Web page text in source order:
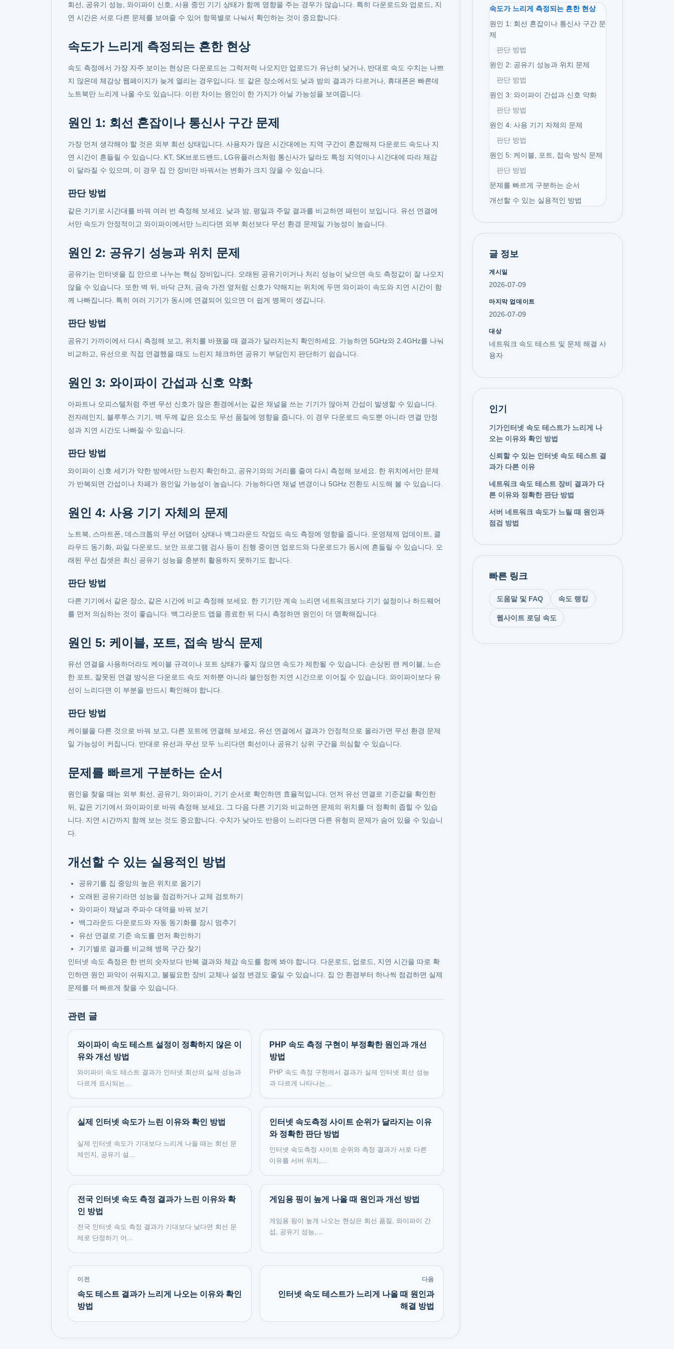
회선, 공유기 성능, 와이파이 신호, 사용 중인 기기 상태가 함께 영향을 주는 경우가 많습니다. 특히 다운로드와 업로드, 지
연 시간은 서로 다른 문제를 보여줄 수 있어 항목별로 나눠서 확인하는 것이 중요합니다.
속도가 느리게 측정되는 흔한 현상
속도 측정에서 가장 자주 보이는 현상은 다운로드는 그럭저럭 나오지만 업로드가 유난히 낮거나, 반대로 속도 수치는 나쁘
지 않은데 체감상 웹페이지가 늦게 열리는 경우입니다. 또 같은 장소에서도 낮과 밤의 결과가 다르거나, 휴대폰은 빠른데
노트북만 느리게 나올 수도 있습니다. 이런 차이는 원인이 한 가지가 아닐 가능성을 보여줍니다.
원인 1: 회선 혼잡이나 통신사 구간 문제
가장 먼저 생각해야 할 것은 외부 회선 상태입니다. 사용자가 많은 시간대에는 지역 구간이 혼잡해져 다운로드 속도나 지
연 시간이 흔들릴 수 있습니다. KT, SK브로드밴드, LG유플러스처럼 통신사가 달라도 특정 지역이나 시간대에 따라 체감
이 달라질 수 있으며, 이 경우 집 안 장비만 바꿔서는 변화가 크지 않을 수 있습니다.
판단 방법
같은 기기로 시간대를 바꿔 여러 번 측정해 보세요. 낮과 밤, 평일과 주말 결과를 비교하면 패턴이 보입니다. 유선 연결에
서만 속도가 안정적이고 와이파이에서만 느리다면 외부 회선보다 무선 환경 문제일 가능성이 높습니다.
원인 2: 공유기 성능과 위치 문제
공유기는 인터넷을 집 안으로 나누는 핵심 장비입니다. 오래된 공유기이거나 처리 성능이 낮으면 속도 측정값이 잘 나오지
않을 수 있습니다. 또한 벽 뒤, 바닥 근처, 금속 가전 옆처럼 신호가 약해지는 위치에 두면 와이파이 속도와 지연 시간이 함
께 나빠집니다. 특히 여러 기기가 동시에 연결되어 있으면 더 쉽게 병목이 생깁니다.
판단 방법
공유기 가까이에서 다시 측정해 보고, 위치를 바꿨을 때 결과가 달라지는지 확인하세요. 가능하면 5GHz와 2.4GHz를 나눠
비교하고, 유선으로 직접 연결했을 때도 느린지 체크하면 공유기 부담인지 판단하기 쉽습니다.
원인 3: 와이파이 간섭과 신호 약화
아파트나 오피스텔처럼 주변 무선 신호가 많은 환경에서는 같은 채널을 쓰는 기기가 많아져 간섭이 발생할 수 있습니다.
전자레인지, 블루투스 기기, 벽 두께 같은 요소도 무선 품질에 영향을 줍니다. 이 경우 다운로드 속도뿐 아니라 연결 안정
성과 지연 시간도 나빠질 수 있습니다.
판단 방법
와이파이 신호 세기가 약한 방에서만 느린지 확인하고, 공유기와의 거리를 줄여 다시 측정해 보세요. 한 위치에서만 문제
가 반복되면 간섭이나 차폐가 원인일 가능성이 높습니다. 가능하다면 채널 변경이나 5GHz 전환도 시도해 볼 수 있습니다.
원인 4: 사용 기기 자체의 문제
노트북, 스마트폰, 데스크톱의 무선 어댑터 상태나 백그라운드 작업도 속도 측정에 영향을 줍니다. 운영체제 업데이트, 클
라우드 동기화, 파일 다운로드, 보안 프로그램 검사 등이 진행 중이면 업로드와 다운로드가 동시에 흔들릴 수 있습니다. 오
래된 무선 칩셋은 최신 공유기 성능을 충분히 활용하지 못하기도 합니다.
판단 방법
다른 기기에서 같은 장소, 같은 시간에 비교 측정해 보세요. 한 기기만 계속 느리면 네트워크보다 기기 설정이나 하드웨어
를 먼저 의심하는 것이 좋습니다. 백그라운드 앱을 종료한 뒤 다시 측정하면 원인이 더 명확해집니다.
원인 5: 케이블, 포트, 접속 방식 문제
유선 연결을 사용하더라도 케이블 규격이나 포트 상태가 좋지 않으면 속도가 제한될 수 있습니다. 손상된 랜 케이블, 느슨
한 포트, 잘못된 연결 방식은 다운로드 속도 저하뿐 아니라 불안정한 지연 시간으로 이어질 수 있습니다. 와이파이보다 유
선이 느리다면 이 부분을 반드시 확인해야 합니다.
판단 방법
케이블을 다른 것으로 바꿔 보고, 다른 포트에 연결해 보세요. 유선 연결에서 결과가 안정적으로 올라가면 무선 환경 문제
일 가능성이 커집니다. 반대로 유선과 무선 모두 느리다면 회선이나 공유기 상위 구간을 의심할 수 있습니다.
문제를 빠르게 구분하는 순서
원인을 찾을 때는 외부 회선, 공유기, 와이파이, 기기 순서로 확인하면 효율적입니다. 먼저 유선 연결로 기준값을 확인한
뒤, 같은 기기에서 와이파이로 바꿔 측정해 보세요. 그 다음 다른 기기와 비교하면 문제의 위치를 더 정확히 좁힐 수 있습
니다. 지연 시간까지 함께 보는 것도 중요합니다. 수치가 낮아도 반응이 느리다면 다른 유형의 문제가 숨어 있을 수 있습니
다.
개선할 수 있는 실용적인 방법
공유기를 집 중앙의 높은 위치로 옮기기
오래된 공유기라면 성능을 점검하거나 교체 검토하기
와이파이 채널과 주파수 대역을 바꿔 보기
백그라운드 다운로드와 자동 동기화를 잠시 멈추기
유선 연결로 기준 속도를 먼저 확인하기
기기별로 결과를 비교해 병목 구간 찾기
인터넷 속도 측정은 한 번의 숫자보다 반복 결과와 체감 속도를 함께 봐야 합니다. 다운로드, 업로드, 지연 시간을 따로 확
인하면 원인 파악이 쉬워지고, 불필요한 장비 교체나 설정 변경도 줄일 수 있습니다. 집 안 환경부터 하나씩 점검하면 실제
문제를 더 빠르게 찾을 수 있습니다.
관련 글
와이파이 속도 테스트 설정이 정확하지 않은 이
유와 개선 방법
와이파이 속도 테스트 결과가 인터넷 회선의 실제 성능과
다르게 표시되는...
PHP 속도 측정 구현이 부정확한 원인과 개선
방법
PHP 속도 측정 구현에서 결과가 실제 인터넷 회선 성능
과 다르게 나타나는...
실제 인터넷 속도가 느린 이유와 확인 방법
실제 인터넷 속도가 기대보다 느리게 나올 때는 회선 문
제인지, 공유기 설...
인터넷 속도측정 사이트 순위가 달라지는 이유
와 정확한 판단 방법
인터넷 속도측정 사이트 순위와 측정 결과가 서로 다른
이유를 서버 위치,...
전국 인터넷 속도 측정 결과가 느린 이유와 확
인 방법
전국 인터넷 속도 측정 결과가 기대보다 낮다면 회선 문
제로 단정하기 어...
게임용 핑이 높게 나올 때 원인과 개선 방법
게임용 핑이 높게 나오는 현상은 회선 품질, 와이파이 간
섭, 공유기 성능,...
이전
속도 테스트 결과가 느리게 나오는 이유와 확인
방법
다음
인터넷 속도 테스트가 느리게 나올 때 원인과
해결 방법
속도가 느리게 측정되는 흔한 현상
원인 1: 회선 혼잡이나 통신사 구간 문
제
판단 방법
원인 2: 공유기 성능과 위치 문제
판단 방법
원인 3: 와이파이 간섭과 신호 약화
판단 방법
원인 4: 사용 기기 자체의 문제
판단 방법
원인 5: 케이블, 포트, 접속 방식 문제
판단 방법
문제를 빠르게 구분하는 순서
개선할 수 있는 실용적인 방법
글 정보
게시일
2026-07-09
마지막 업데이트
2026-07-09
대상
네트워크 속도 테스트 및 문제 해결 사
용자
인기
기가인터넷 속도 테스트가 느리게 나
오는 이유와 확인 방법
신뢰할 수 있는 인터넷 속도 테스트 결
과가 다른 이유
네트워크 속도 테스트 장비 결과가 다
른 이유와 정확한 판단 방법
서버 네트워크 속도가 느릴 때 원인과
점검 방법
빠른 링크
도움말 및 FAQ 속도 랭킹
웹사이트 로딩 속도